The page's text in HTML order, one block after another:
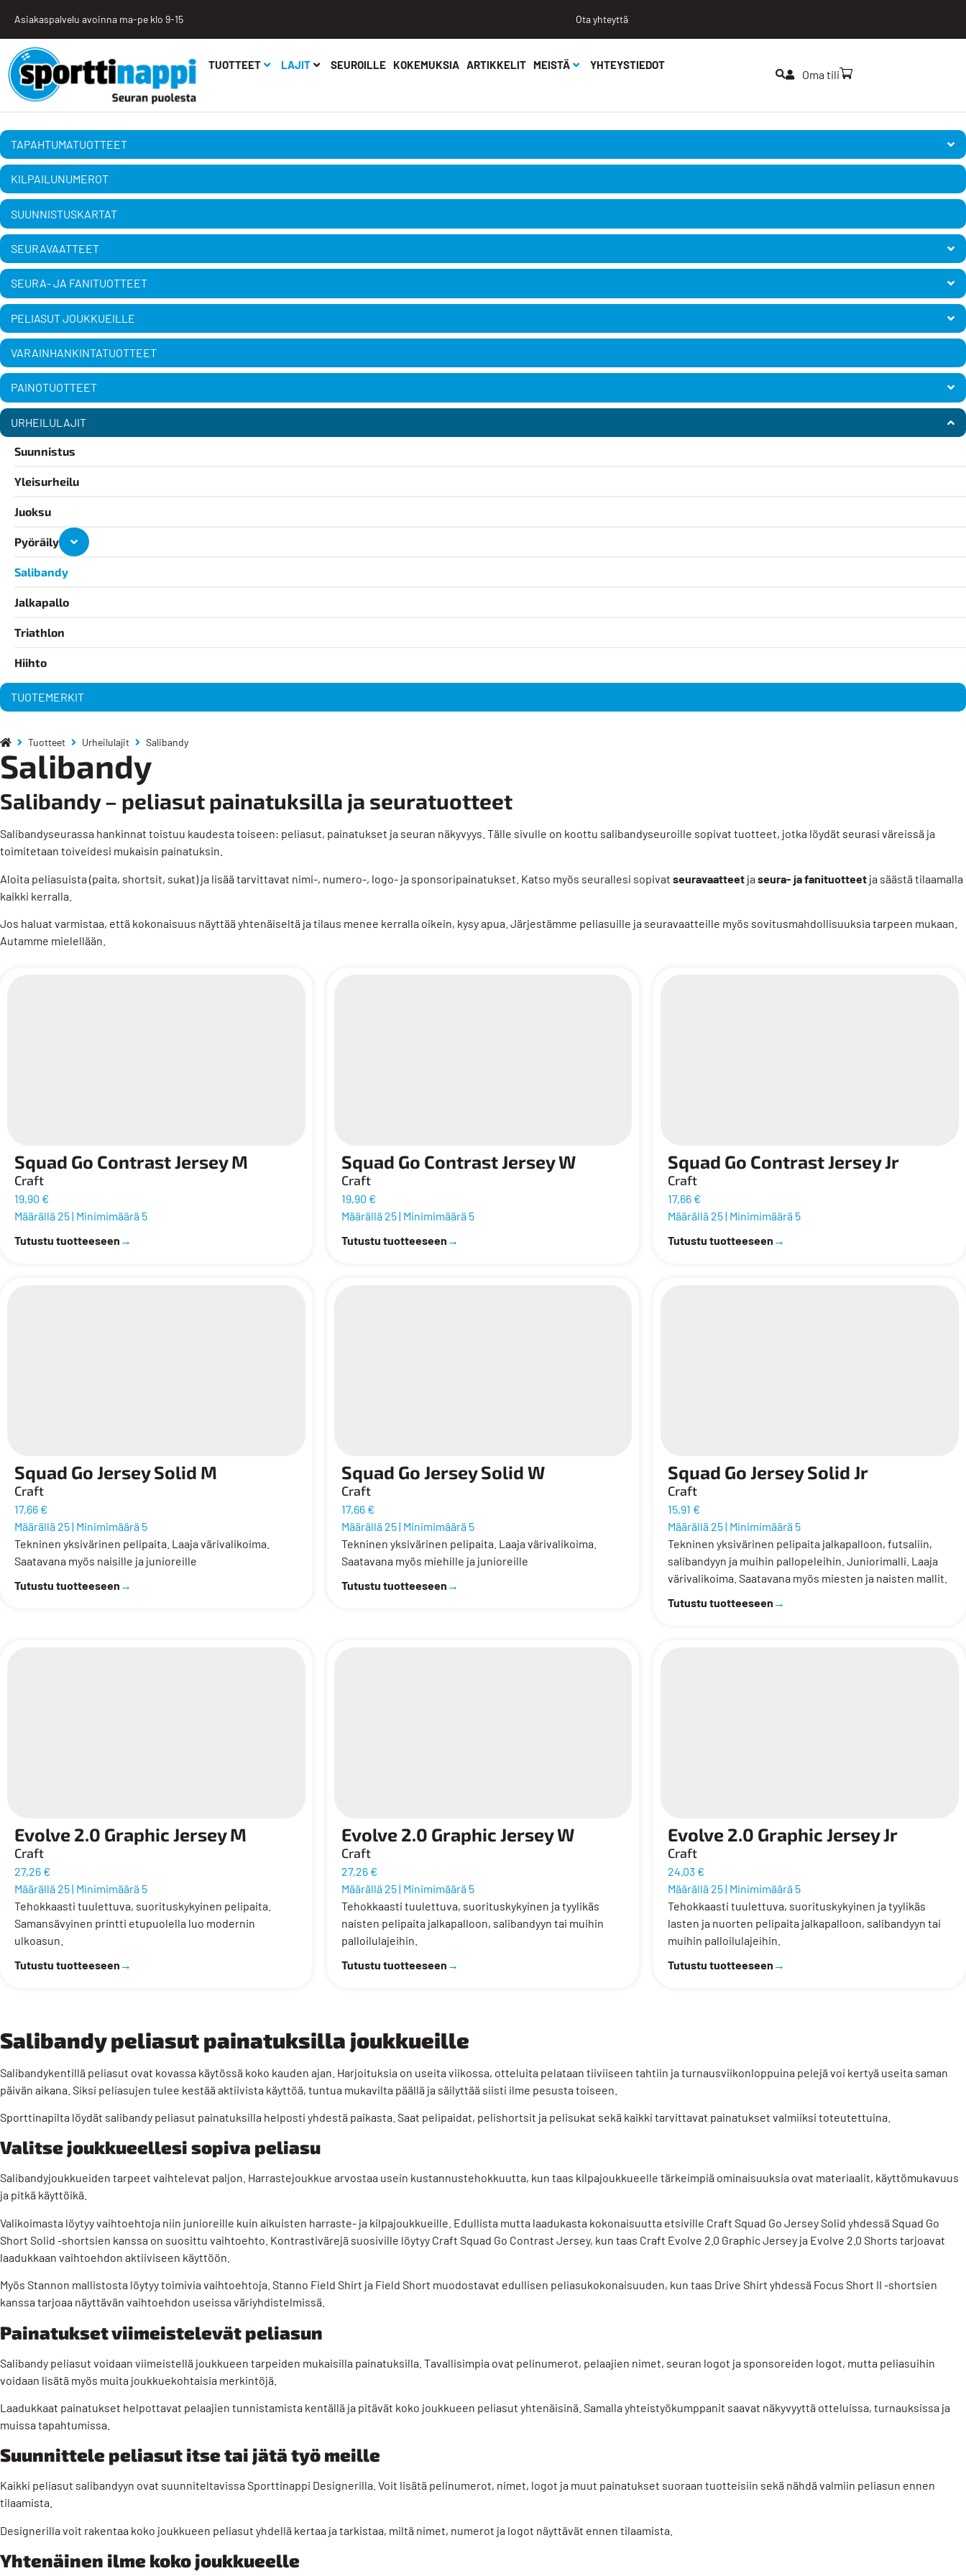
Asiakaspalvelu avoinna ma-pe klo 9-15 Ota yhteyttä
TUOTTEET LAJIT SEUROILLE KOKEMUKSIA ARTIKKELIT MEISTÄ YHTEYSTIEDOT
Oma tili
TAPAHTUMA­TUOTTEET
KILPAILUNUMEROT
SUUNNISTUSKARTAT
SEURAVAATTEET
SEURA- JA FANITUOTTEET
PELIASUT JOUKKUEILLE
VARAINHANKINTATUOTTEET
PAINOTUOTTEET
URHEILULAJIT
Suunnistus
Yleisurheilu
Juoksu
Pyöräily
Salibandy
Jalkapallo
Triathlon
Hiihto
TUOTEMERKIT
Tuotteet Urheilulajit Salibandy
Salibandy
Salibandy – peliasut painatuksilla ja seuratuotteet
Salibandyseurassa hankinnat toistuu kaudesta toiseen: peliasut, painatukset ja seuran näkyvyys. Tälle sivulle on koottu salibandyseuroille sopivat tuotteet, jotka löydät seurasi väreissä ja
toimitetaan toiveidesi mukaisin painatuksin.
Aloita peliasuista (paita, shortsit, sukat) ja lisää tarvittavat nimi-, numero-, logo- ja sponsoripainatukset. Katso myös seurallesi sopivat seuravaatteet ja seura- ja fanituotteet ja säästä tilaamalla
kaikki kerralla.
Jos haluat varmistaa, että kokonaisuus näyttää yhtenäiseltä ja tilaus menee kerralla oikein, kysy apua. Järjestämme peliasuille ja seuravaatteille myös sovitusmahdollisuuksia tarpeen mukaan.
Autamme mielellään.
Squad Go Contrast Jersey M
Craft
19,90 €
Määrällä 25| Minimimäärä 5
Tutustu tuotteeseen →
Squad Go Contrast Jersey W
Craft
19,90 €
Määrällä 25| Minimimäärä 5
Tutustu tuotteeseen →
Squad Go Contrast Jersey Jr
Craft
17,66 €
Määrällä 25| Minimimäärä 5
Tutustu tuotteeseen →
Squad Go Jersey Solid M
Craft
17,66 €
Määrällä 25| Minimimäärä 5
Tekninen yksivärinen pelipaita. Laaja värivalikoima.
Saatavana myös naisille ja junioreille
Tutustu tuotteeseen →
Squad Go Jersey Solid W
Craft
17,66 €
Määrällä 25| Minimimäärä 5
Tekninen yksivärinen pelipaita. Laaja värivalikoima.
Saatavana myös miehille ja junioreille
Tutustu tuotteeseen →
Squad Go Jersey Solid Jr
Craft
15,91 €
Määrällä 25| Minimimäärä 5
Tekninen yksivärinen pelipaita jalkapalloon, futsaliin,
salibandyyn ja muihin pallopeleihin. Juniorimalli. Laaja
värivalikoima. Saatavana myös miesten ja naisten mallit.
Tutustu tuotteeseen →
Evolve 2.0 Graphic Jersey M
Craft
27,26 €
Määrällä 25| Minimimäärä 5
Tehokkaasti tuulettuva, suorituskykyinen pelipaita.
Samansävyinen printti etupuolella luo modernin
ulkoasun.
Tutustu tuotteeseen →
Evolve 2.0 Graphic Jersey W
Craft
27,26 €
Määrällä 25| Minimimäärä 5
Tehokkaasti tuulettuva, suorituskykyinen ja tyylikäs
naisten pelipaita jalkapalloon, salibandyyn tai muihin
palloilulajeihin.
Tutustu tuotteeseen →
Evolve 2.0 Graphic Jersey Jr
Craft
24,03 €
Määrällä 25| Minimimäärä 5
Tehokkaasti tuulettuva, suorituskykyinen ja tyylikäs
lasten ja nuorten pelipaita jalkapalloon, salibandyyn tai
muihin palloilulajeihin.
Tutustu tuotteeseen →
Salibandy peliasut painatuksilla joukkueille
Salibandykentillä peliasut ovat kovassa käytössä koko kauden ajan. Harjoituksia on useita viikossa, otteluita pelataan tiiviiseen tahtiin ja turnausviikonloppuina pelejä voi kertyä useita saman
päivän aikana. Siksi peliasujen tulee kestää aktiivista käyttöä, tuntua mukavilta päällä ja säilyttää siisti ilme pesusta toiseen.
Sporttinapilta löydät salibandy peliasut painatuksilla helposti yhdestä paikasta. Saat pelipaidat, pelishortsit ja pelisukat sekä kaikki tarvittavat painatukset valmiiksi toteutettuina.
Valitse joukkueellesi sopiva peliasu
Salibandyjoukkueiden tarpeet vaihtelevat paljon. Harrastejoukkue arvostaa usein kustannustehokkuutta, kun taas kilpajoukkueelle tärkeimpiä ominaisuuksia ovat materiaalit, käyttömukavuus
ja pitkä käyttöikä.
Valikoimasta löytyy vaihtoehtoja niin junioreille kuin aikuisten harraste- ja kilpajoukkueille. Edullista mutta laadukasta kokonaisuutta etsiville Craft Squad Go Jersey Solid yhdessä Squad Go
Short Solid -shortsien kanssa on suosittu vaihtoehto. Kontrastivärejä suosiville löytyy Craft Squad Go Contrast Jersey, kun taas Craft Evolve 2.0 Graphic Jersey ja Evolve 2.0 Shorts tarjoavat
laadukkaan vaihtoehdon aktiiviseen käyttöön.
Myös Stannon mallistosta löytyy toimivia vaihtoehtoja. Stanno Field Shirt ja Field Short muodostavat edullisen peliasukokonaisuuden, kun taas Drive Shirt yhdessä Focus Short II -shortsien
kanssa tarjoaa näyttävän vaihtoehdon useissa väriyhdistelmissä.
Painatukset viimeistelevät peliasun
Salibandy peliasut voidaan viimeistellä joukkueen tarpeiden mukaisilla painatuksilla . Tavallisimpia ovat pelinumerot, pelaajien nimet, seuran logot ja sponsoreiden logot, mutta peliasuihin
voidaan lisätä myös muita joukkuekohtaisia merkintöjä.
Laadukkaat painatukset helpottavat pelaajien tunnistamista kentällä ja pitävät koko joukkueen peliasut yhtenäisinä. Samalla yhteistyökumppanit saavat näkyvyyttä otteluissa, turnauksissa ja
muissa tapahtumissa.
Suunnittele peliasut itse tai jätä työ meille
Kaikki peliasut salibandyyn ovat suunniteltavissa Sporttinappi Designerilla. Voit lisätä pelinumerot, nimet, logot ja muut painatukset suoraan tuotteisiin sekä nähdä valmiin peliasun ennen
tilaamista.
Designerilla voit rakentaa koko joukkueen peliasut yhdellä kertaa ja tarkistaa, miltä nimet, numerot ja logot näyttävät ennen tilaamista.
Yhtenäinen ilme koko joukkueelle